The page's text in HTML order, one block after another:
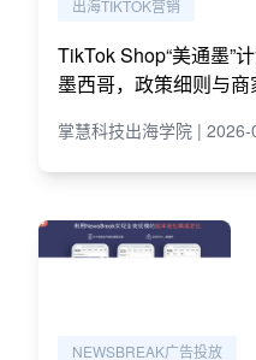
出海TIKTOK营销
TikTok Shop“美通墨”
墨西哥，政策细则与
掌慧科技出海学院 |
NEWSBREAK广告投放